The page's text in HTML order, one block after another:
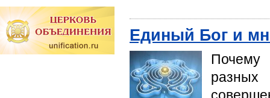
Единый Бог и
Почему
разных